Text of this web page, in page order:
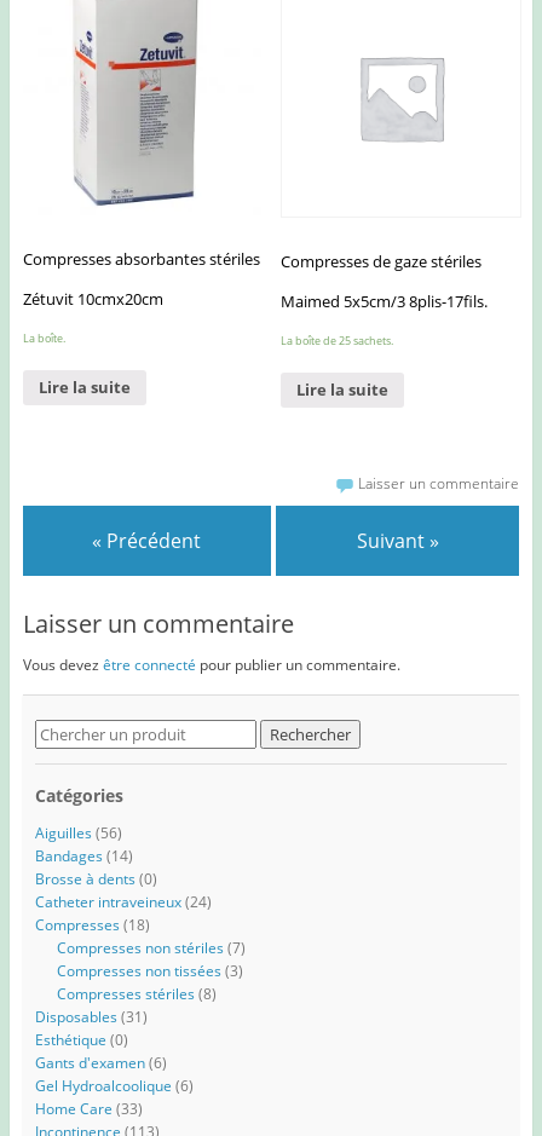
Compresses absorbantes stériles
Zétuvit 10cmx20cm
La boîte.
Lire la suite
Compresses de gaze stériles
Maimed 5x5cm/3 8plis-17fils.
La boîte de 25 sachets.
Lire la suite
Laisser un commentaire
« Précédent Suivant »
Laisser un commentaire
Vous devez être connecté pour publier un commentaire.
Search
for:
Catégories
Aiguilles (56)
Bandages (14)
Brosse à dents (0)
Catheter intraveineux (24)
Compresses (18)
Compresses non stériles (7)
Compresses non tissées (3)
Compresses stériles (8)
Disposables (31)
Esthétique (0)
Gants d'examen (6)
Gel Hydroalcoolique (6)
Home Care (33)
Incontinence (113)